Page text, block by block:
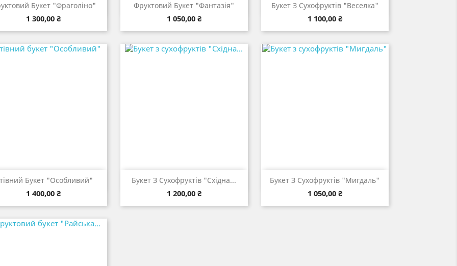
Букет "Фраголіно"
Ціна
1 300,00 ₴
 Швидкий перегляд Фруктовий Букет "Фантазія"
Ціна
1 050,00 ₴
 Швидкий перегляд Букет З Сухофруктів "Веселка"
Ціна
1 100,00 ₴
 Швидкий перегляд
Букет "Особливий"
Ціна
1 400,00 ₴
 Швидкий перегляд Букет З Сухофруктів "Східна...
Ціна
1 200,00 ₴
 Швидкий перегляд Букет З Сухофруктів "Мигдаль"
Ціна
1 050,00 ₴
 Швидкий перегляд